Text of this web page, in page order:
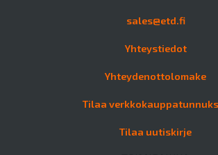
sales@etd.fi
Yhteystiedot
Yhteydenottolomake
Tilaa
Tilaa uutiskirje